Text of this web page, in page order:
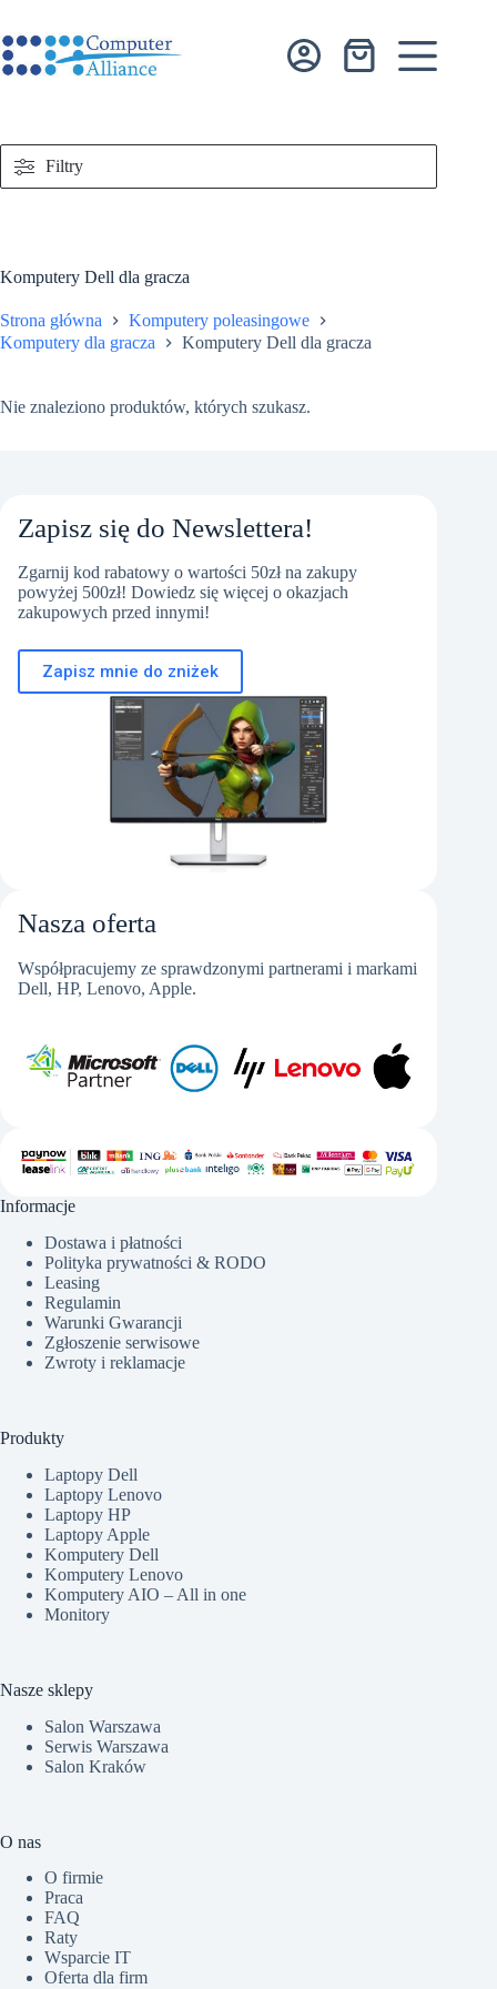
treści
Koszyk
Komputery Dell dla gracza
Strona główna
Komputery poleasingowe
Komputery dla gracza
Komputery Dell dla gracza
Nie znaleziono produktów, których szukasz.
Filtry
Zapisz się do Newslettera!
Zgarnij kod rabatowy o wartości 50zł na zakupy
powyżej 500zł! Dowiedz się więcej o okazjach
zakupowych przed innymi!
Zapisz mnie do zniżek
Nasza oferta
Współpracujemy ze sprawdzonymi partnerami i markami
Dell, HP, Lenovo, Apple.
Informacje
Dostawa i płatności
Polityka prywatności & RODO
Leasing
Regulamin
Warunki Gwarancji
Zgłoszenie serwisowe
Zwroty i reklamacje
Produkty
Laptopy Dell
Laptopy Lenovo
Laptopy HP
Laptopy Apple
Komputery Dell
Komputery Lenovo
Komputery AIO – All in one
Monitory
Nasze sklepy
Salon Warszawa
Serwis Warszawa
Salon Kraków
O nas
O firmie
Praca
FAQ
Raty
Wsparcie IT
Oferta dla firm